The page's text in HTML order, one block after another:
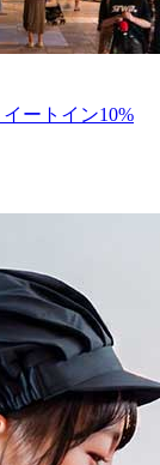
ートイン10%